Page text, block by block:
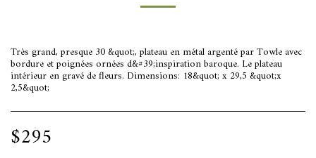
Très grand, presque 30 &quot;, plateau en métal argenté par Towle avec
bordure et poignées ornées d&#39;inspiration baroque. Le plateau
intérieur en gravé de fleurs. Dimensions: 18&quot; x 29,5 &quot;x
2,5&quot;
$295